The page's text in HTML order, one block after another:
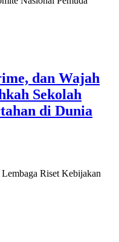
dan Wajah
Sekolah
di Dunia
Riset Kebijakan